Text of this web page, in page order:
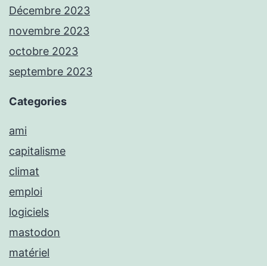
Décembre 2023
novembre 2023
octobre 2023
septembre 2023
Categories
ami
capitalisme
climat
emploi
logiciels
mastodon
matériel